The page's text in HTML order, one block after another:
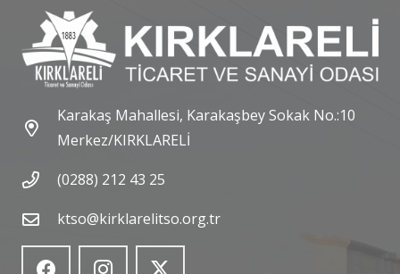
Karakaş Mahallesi, Karakaşbey Sokak No.:10
Merkez/KIRKLARELİ
(0288) 212 43 25
ktso@kirklarelitso.org.tr